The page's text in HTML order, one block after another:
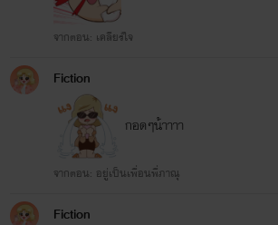
จากตอน: เคลียร์ใจ
Fiction
กอดๆน้าาาา
จากตอน: อยู่เป็นเพื่อนพี่ภาณุ
Fiction